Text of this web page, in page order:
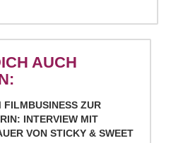
AUCH
FILMBUSINESS ZUR
INTERVIEW MIT
VON STICKY & SWEET